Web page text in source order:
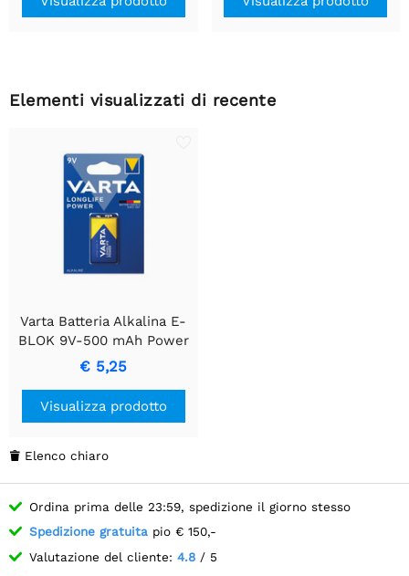
Elementi visualizzati di recente
Varta Batteria Alkalina E-
BLOK 9V-500 mAh Power
Source
€ 5,25
Visualizza prodotto
 Elenco chiaro
Ordina prima delle 23:59, spedizione il giorno stesso
Spedizione gratuita pio € 150,-
Valutazione del cliente: 4.8 / 5